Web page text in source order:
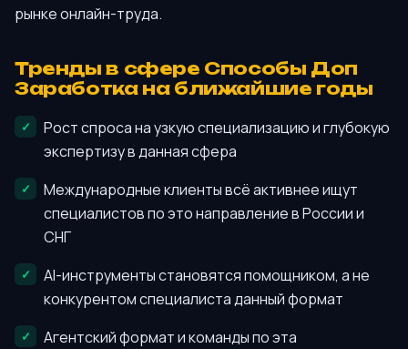
рынке онлайн-труда.
Тренды в сфере Способы Доп
Заработка на ближайшие годы
Рост спроса на узкую специализацию и глубокую
экспертизу в данная сфера
Международные клиенты всё активнее ищут
специалистов по это направление в России и
СНГ
AI-инструменты становятся помощником, а не
конкурентом специалиста данный формат
Агентский формат и команды по эта